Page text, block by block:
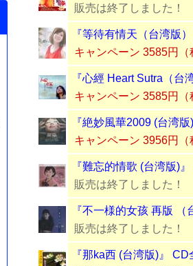
販売は終了しました！
『等待有情天（台湾版
キャンペーン 3585円（
『心經 Heart Sutra（台
キャンペーン 3585円（
『絶妙風華2009 (台湾
キャンペーン 3956円（
『難忘的情歌 (台湾版)
販売は終了しました！
『不一様的女孩 再版
販売は終了しました！
『那ka西 (台湾版)』